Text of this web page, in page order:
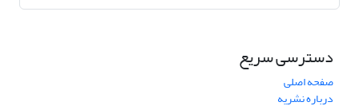
دسترسی سریع
صفحه اصلی
درباره نشریه